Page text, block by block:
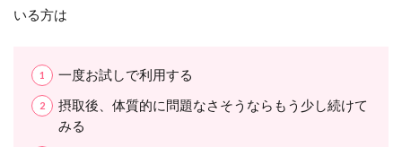
いる方は
一度お試しで利用する
摂取後、体質的に問題なさそうならもう少し続けて
みる